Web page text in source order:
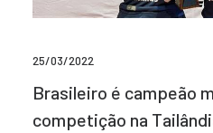
25/03/2022
Brasileiro é campeão
competição na